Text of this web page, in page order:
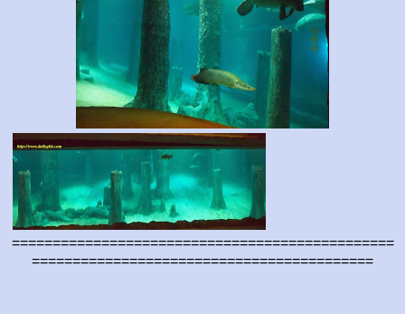
===============================================
==========================================